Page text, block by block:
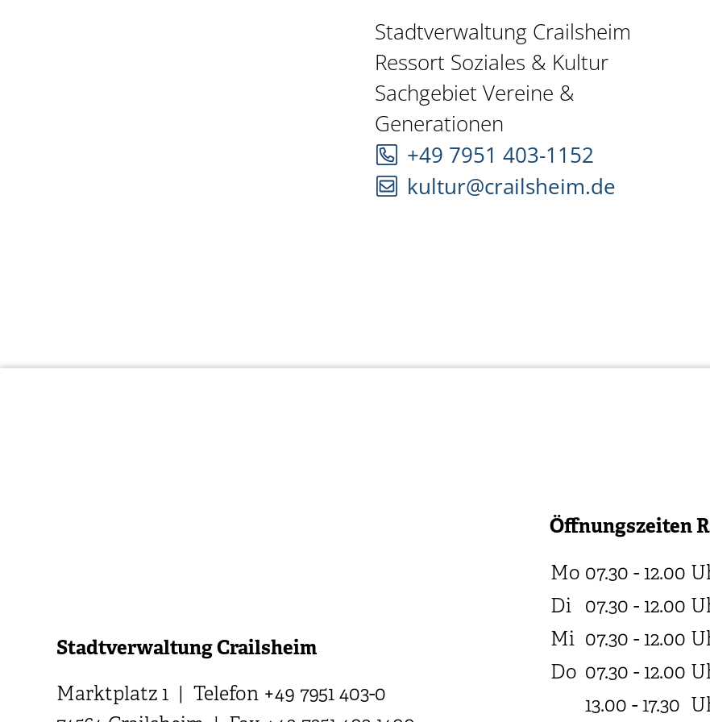
Stadtverwaltung Crailsheim
Ressort Soziales & Kultur
Sachgebiet Vereine &
Generationen
+49 7951 403-1152
kultur@crailsheim.de
Stadtverwaltung Crailsheim
Marktplatz 1 | Telefon +49 7951 403-0
Öffnungszeiten
Mo 07.30 - 12.00
Di 07.30 - 12.00
Mi 07.30 - 12.00
Do 07.30 - 12.00
13.00 - 17.30